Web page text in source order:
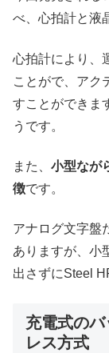
べ、心拍計と液
心拍計により、
ことがで、アク
すことができま
うです。
また、 小型なが
徴です。
アナログ文字盤
ありますが、小
出さずにSteel
充電式の
レス方式